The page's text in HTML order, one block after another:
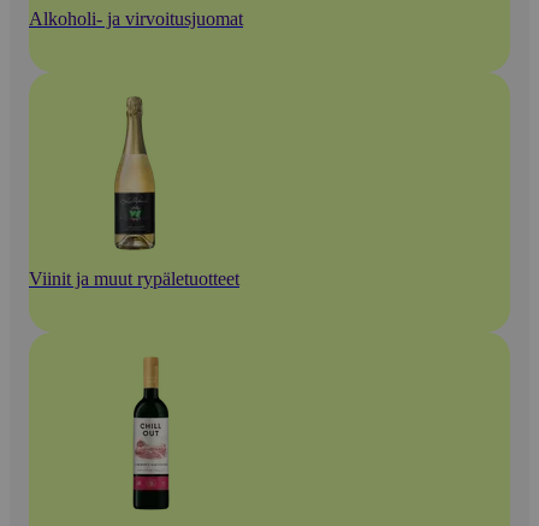
Alkoholi- ja virvoitusjuomat
Viinit ja muut rypäletuotteet